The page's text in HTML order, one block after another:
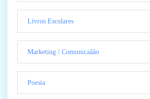
Livros Escolares
Marketing / Comunicaãão
Poesia